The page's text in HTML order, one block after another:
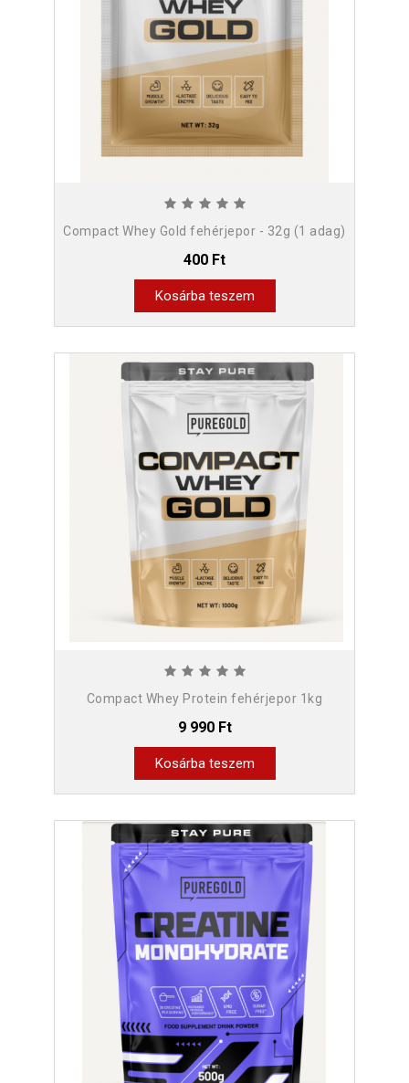
Compact Whey Gold fehérjepor - 32g (1 adag)
400 Ft
Kosárba teszem
Compact Whey Protein fehérjepor 1kg
9 990 Ft
Kosárba teszem